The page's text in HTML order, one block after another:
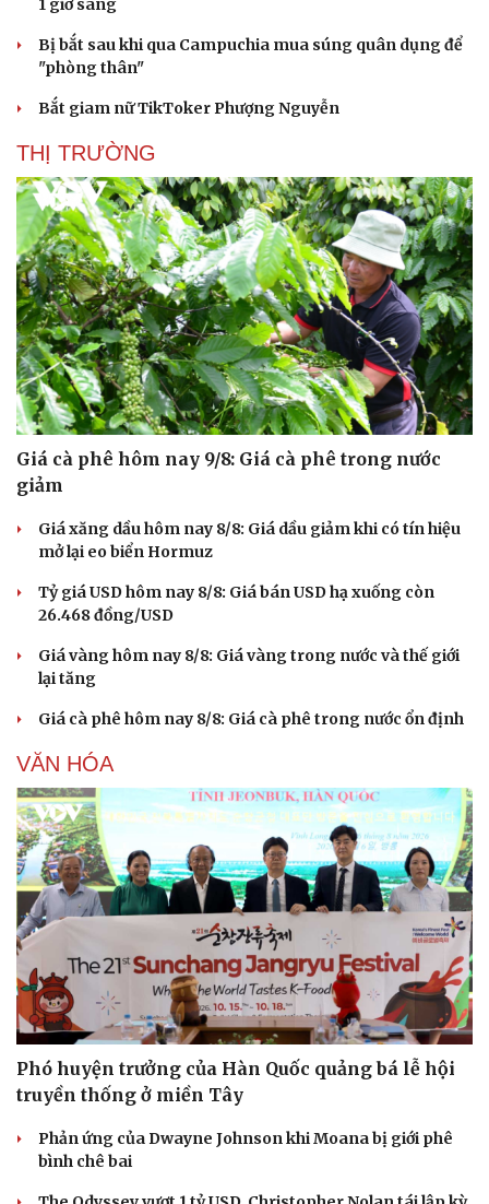
Du lịch
Săn Tour
check-in
Đọc truyện đêm khuya
Kể chuyện cho bé
Hạt giống tâm hồn
1 giờ sáng
Bị bắt sau khi qua Campuchia mua súng quân dụng để
"phòng thân"
Bắt giam nữ TikToker Phượng Nguyễn
THỊ TRƯỜNG
Giá cà phê hôm nay 9/8: Giá cà phê trong nước
giảm
Giá xăng dầu hôm nay 8/8: Giá dầu giảm khi có tín hiệu
mở lại eo biển Hormuz
Tỷ giá USD hôm nay 8/8: Giá bán USD hạ xuống còn
26.468 đồng/USD
Giá vàng hôm nay 8/8: Giá vàng trong nước và thế giới
lại tăng
Giá cà phê hôm nay 8/8: Giá cà phê trong nước ổn định
VĂN HÓA
Phó huyện trưởng của Hàn Quốc quảng bá lễ hội
truyền thống ở miền Tây
Phản ứng của Dwayne Johnson khi Moana bị giới phê
bình chê bai